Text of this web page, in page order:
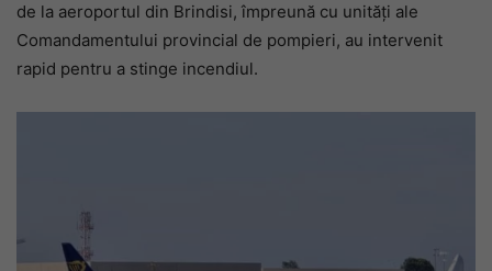
de la aeroportul din Brindisi, împreună cu unități ale
Comandamentului provincial de pompieri, au intervenit
rapid pentru a stinge incendiul.